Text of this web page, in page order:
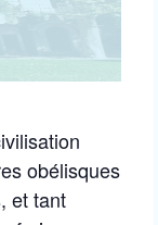
obélisques
et tant